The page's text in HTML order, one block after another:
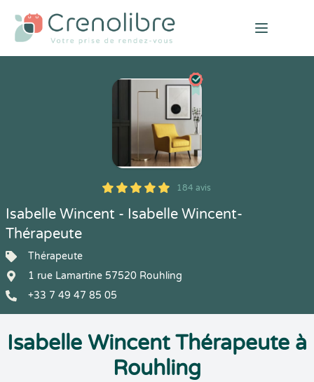
Open
5
1
5
184 184 avis
Isabelle Wincent - Isabelle Wincent-
Thérapeute
Thérapeute
1 rue Lamartine 57520 Rouhling
+33 7 49 47 85 05
Isabelle Wincent Thérapeute à
Rouhling